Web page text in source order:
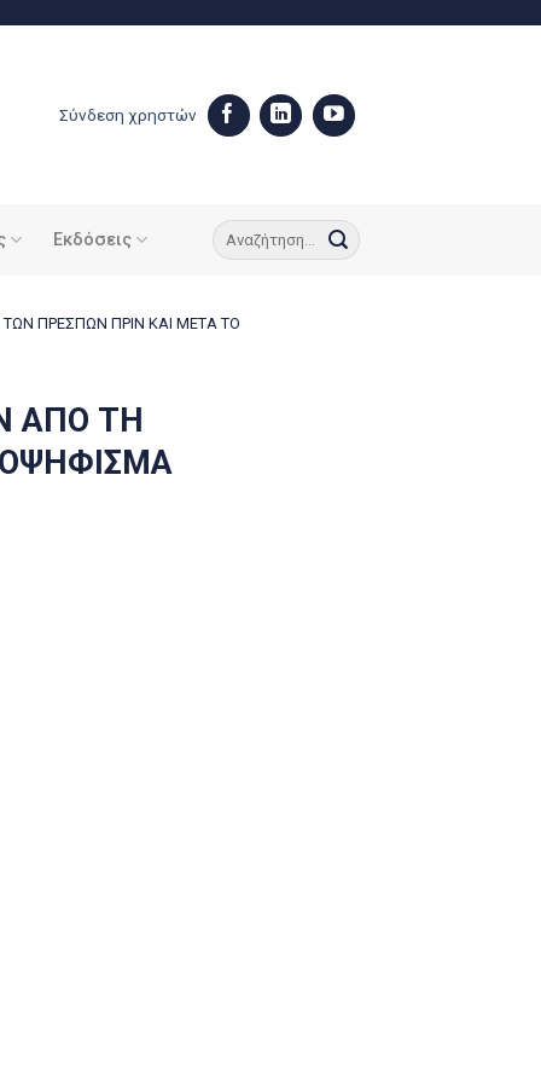
Σύνδεση χρηστών
Εκδόσεις
ΠΡΕΣΠΩΝ ΠΡΙΝ ΚΑΙ ΜΕΤΑ ΤΟ
ΑΠΟ ΤΗ